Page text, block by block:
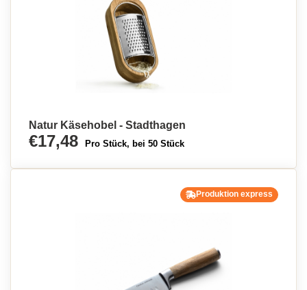
Natur Käsehobel - Stadthagen
€17,48 Pro Stück, bei 50 Stück
Produktion express